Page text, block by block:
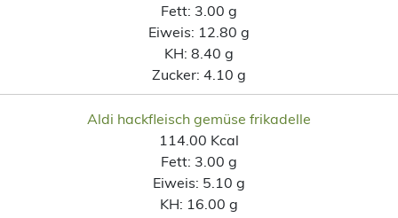
Fett: 3.00 g
Eiweis: 12.80 g
KH: 8.40 g
Zucker: 4.10 g
Aldi hackfleisch gemüse frikadelle
114.00 Kcal
Fett: 3.00 g
Eiweis: 5.10 g
KH: 16.00 g